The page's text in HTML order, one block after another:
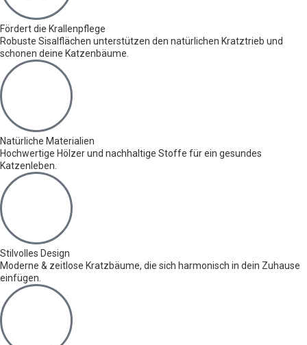
Fördert die Krallenpflege
Robuste Sisalflächen unterstützen den natürlichen Kratztrieb und
schonen deine Katzenbäume.
Natürliche Materialien
Hochwertige Hölzer und nachhaltige Stoffe für ein gesundes
Katzenleben.
Stilvolles Design
Moderne & zeitlose Kratzbäume, die sich harmonisch in dein Zuhause
einfügen.